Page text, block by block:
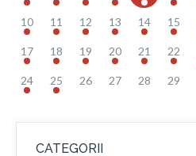
10 11 12 13 14 15
17 18 19 20 21 22
24 25 26 27 28 29
CATEGORII